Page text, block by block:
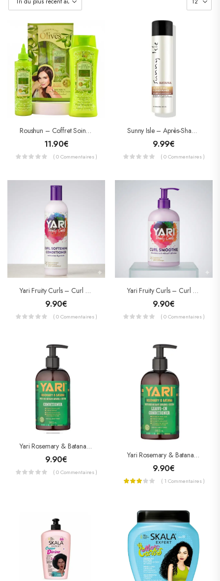
Roushun – Coffret Soin Capillaire Nutritif – Shampoing & Après-Shampoing À L’Extrait D’Olive
11.90€
( 0 Commentaires )
Sunny Isle – Après-Shampooing Anti-Chute & Croissance Batana 298ml
9.99€
( 0 Commentaires )
Yari Fruity Curls – Curl Softening Conditioner 355ml
9.90€
( 0 Commentaires )
Yari Fruity Curls – Curl Smoothie
9.90€
( 0 Commentaires )
Yari Rosemary & Batana Conditioner 360ml
9.90€
( 0 Commentaires )
Yari Rosemary & Batana Leave-In 360ml
9.90€
( 1 Commentaires )